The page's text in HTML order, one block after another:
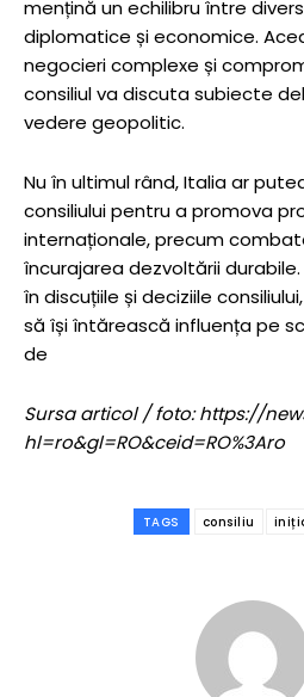
mențină un echilibru între
diplomatice și economice.
negocieri complexe și
consiliul va discuta subiecte
vedere geopolitic.
Nu în ultimul rând, Italia ar
consiliului pentru a promova
internaționale, precum
încurajarea dezvoltării
în discuțiile și deciziile
să își întărească influența pe
de
Sursa articol / foto: https://
hl=ro&gl=RO&ceid=RO%3Aro
TAGS consiliu